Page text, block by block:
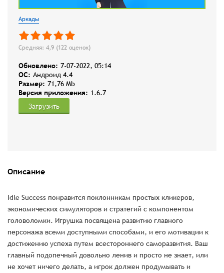
Аркады
Средняя: 4,9 (122 оценок)
Обновлено: 7-07-2022, 05:14
OC: Андроид 4.4
Размер: 71,76 Mb
Версия приложения: 1.6.7
Загрузить
Описание
Idle Success понравится поклонникам простых кликеров,
экономических симуляторов и стратегий с компонентом
головоломки. Игрушка посвящена развитию главного
персонажа всеми доступными способами, и его мотивации к
достижению успеха путем всестороннего саморазвития. Ваш
главный подопечный довольно ленив и просто не знает, или
не хочет ничего делать, а игрок должен продумывать и